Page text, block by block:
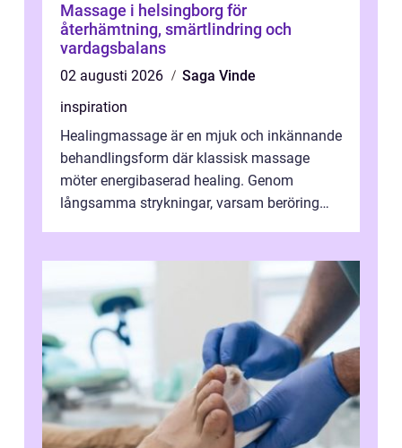
Massage i helsingborg för
återhämtning, smärtlindring och
vardagsbalans
02 augusti 2026
Saga Vinde
inspiration
Healingmassage är en mjuk och inkännande
behandlingsform där klassisk massage
möter energibaserad healing. Genom
långsamma strykningar, varsam beröring